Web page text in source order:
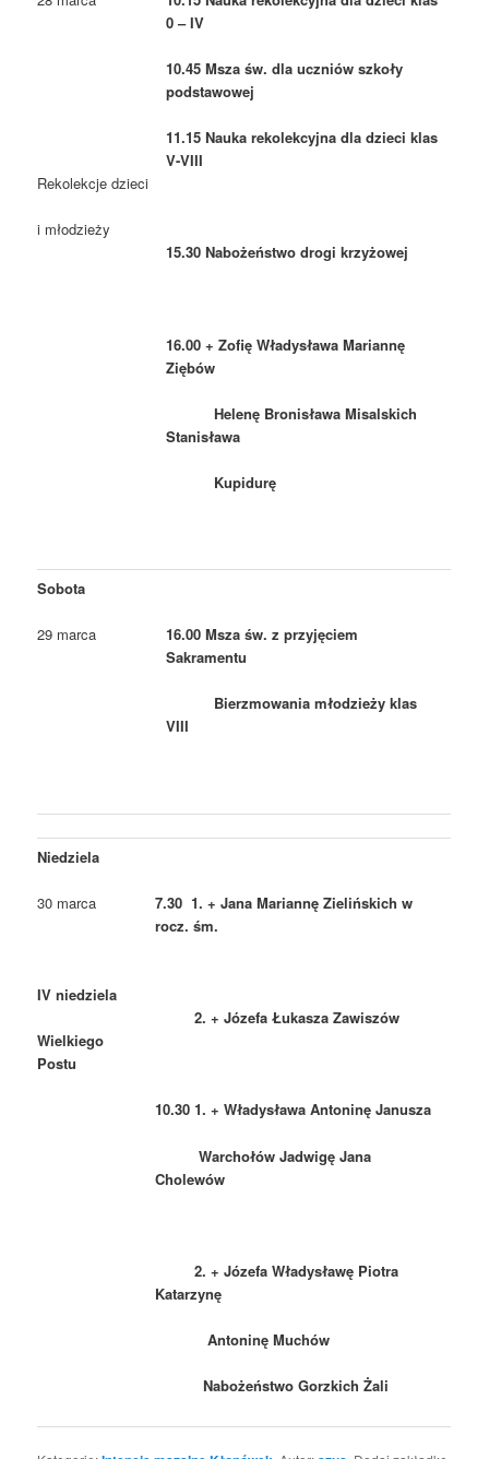
Rekolekcje dzieci
i młodzieży
0 – IV
10.45 Msza św. dla uczniów szkoły
podstawowej
11.15 Nauka rekolekcyjna dla dzieci klas
V-VIII
15.30 Nabożeństwo drogi krzyżowej
16.00 + Zofię Władysława Mariannę
Ziębów
Helenę Bronisława Misalskich
Stanisława
Kupidurę
Sobota
29 marca
16.00 Msza św. z przyjęciem
Sakramentu
Bierzmowania młodzieży klas
VIII
Niedziela
30 marca
IV niedziela
Wielkiego
Postu
7.30 1. + Jana Mariannę Zielińskich w
rocz. śm.
2. + Józefa Łukasza Zawiszów
10.30 1. + Władysława Antoninę Janusza
Warchołów Jadwigę Jana
Cholewów
2. + Józefa Władysławę Piotra
Katarzynę
Antoninę Muchów
Nabożeństwo Gorzkich Żali